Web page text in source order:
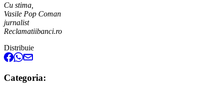
Cu stima,
Vasile Pop Coman
jurnalist
Reclamatiibanci.ro
Distribuie
Categoria: